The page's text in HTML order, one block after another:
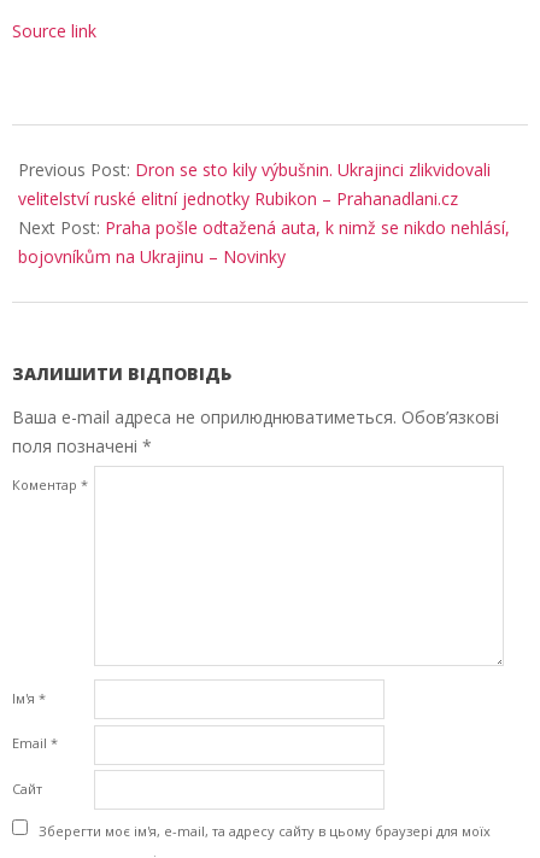
Source link
11-
05
Previous Post: Dron se sto kily výbušnin. Ukrajinci zlikvidovali
velitelství ruské elitní jednotky Rubikon – Prahanadlani.cz
Next Post: Praha pošle odtažená auta, k nimž se nikdo nehlásí,
bojovníkům na Ukrajinu – Novinky
ЗАЛИШИТИ ВІДПОВІДЬ
Ваша e-mail адреса не оприлюднюватиметься. Обов’язкові
поля позначені *
Коментар *
Ім'я *
Email *
Сайт
Зберегти моє ім'я, e-mail, та адресу сайту в цьому браузері для моїх